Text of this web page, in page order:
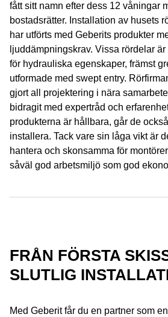
fått sitt namn efter dess 12 våningar
bostadsrätter. Installation av husets
har utförts med Geberits produkter
ljuddämpningskrav. Vissa rördelar
för hydrauliska egenskaper, främst
utformade med swept entry.
gjort all projektering i nära
bidragit med expertråd och
produkterna är hållbara, går de
installera. Tack vare sin låga vikt är
hantera och skonsamma för
såväl god arbetsmiljö som god
FRÅN FÖRSTA
SLUTLIG
Med Geberit får du en partner som